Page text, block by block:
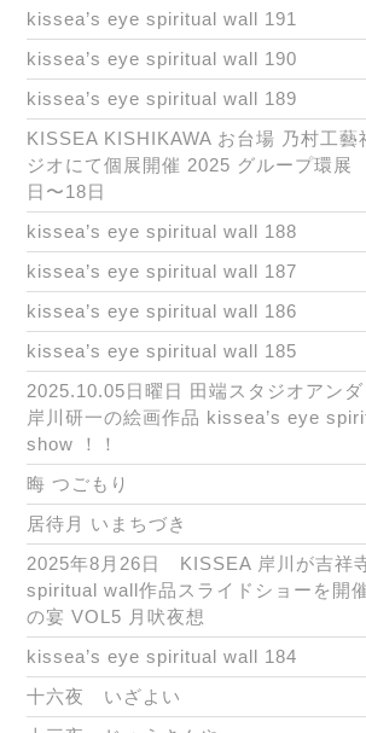
kissea’s eye spiritual wall 191
kissea’s eye spiritual wall 190
kissea’s eye spiritual wall 189
KISSEA KISHIKAWA お台場 乃村工藝
ジオにて個展開催 2025 グループ環
日〜18日
kissea’s eye spiritual wall 188
kissea’s eye spiritual wall 187
kissea’s eye spiritual wall 186
kissea’s eye spiritual wall 185
2025.10.05日曜日 田端スタジオアン
岸川研一の絵画作品 kissea’s eye
show ！！
晦 つごもり
居待月 いまちづき
2025年8月26日 KISSEA 岸川が吉祥
spiritual wall作品スライドショーを開
の宴 VOL5 月吠夜想
kissea’s eye spiritual wall 184
十六夜 いざよい